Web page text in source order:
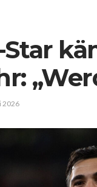
Star
2026